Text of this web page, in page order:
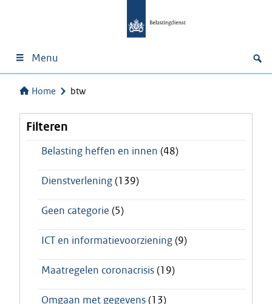
Menu
Home btw
Filteren
Belasting heffen en innen (48)
Dienstverlening(139)
Geen categorie (5)
ICT en informatievoorziening(9)
Maatregelen coronacrisis(19)
Omgaan met gegevens(13)